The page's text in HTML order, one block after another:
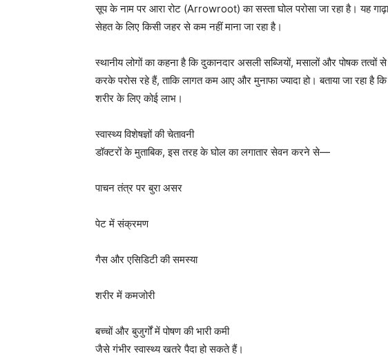
सूप के नाम पर आरा रोट (Arrowroot) का सस्ता घोल परोसा जा रहा है। यह
सेहत के लिए किसी जहर से कम नहीं माना जा रहा है।
स्थानीय लोगों का कहना है कि दुकानदार असली सब्जियों, मसालों और पोषक तत्वों
करके परोस रहे हैं, ताकि लागत कम आए और मुनाफा ज्यादा हो। बताया जा रहा है
शरीर के लिए कोई लाभ।
स्वास्थ्य विशेषज्ञों की चेतावनी
डॉक्टरों के मुताबिक, इस तरह के घोल का लगातार सेवन करने से—
पाचन तंत्र पर बुरा असर
पेट में संक्रमण
गैस और एसिडिटी की समस्या
शरीर में कमजोरी
बच्चों और बुजुर्गों में पोषण की भारी कमी
जैसे गंभीर स्वास्थ्य खतरे पैदा हो सकते हैं।